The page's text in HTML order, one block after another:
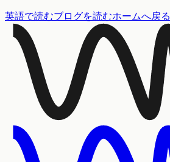
英語で読むブログを読むホームへ戻る